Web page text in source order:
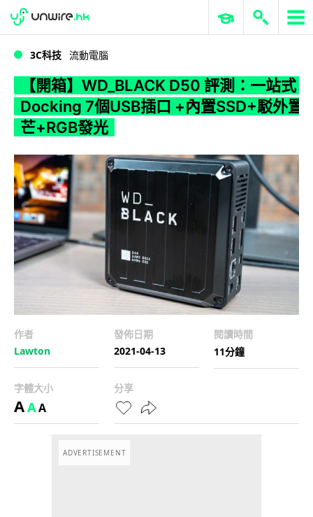
WWDC 2026 ERP 與商業 AI
3C科技 流動電腦
【開箱】WD_BLACK D50 評測：一站式
Docking 7個USB插口 +內置SSD+駁外置
芒+RGB發光
作者
Lawton
發佈日期
2021-04-13
閱讀時間
11分鐘
字體大小
AAA
分享
ADVERTISEMENT